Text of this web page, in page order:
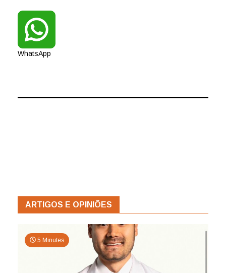
WhatsApp
ARTIGOS E OPINIÕES
5 Minutes